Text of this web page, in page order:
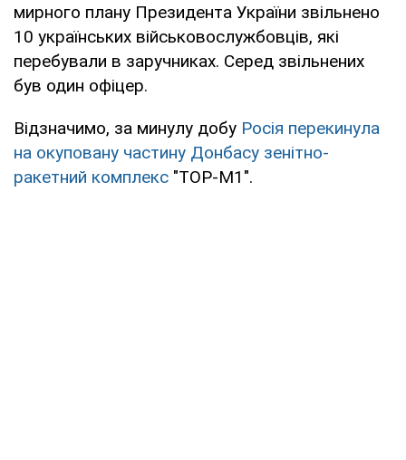
мирного плану Президента України звільнено
10 українських військовослужбовців, які
перебували в заручниках. Серед звільнених
був один офіцер.
Відзначимо, за минулу добу Росія перекинула
на окуповану частину Донбасу зенітно-
ракетний комплекс "ТОР-М1".